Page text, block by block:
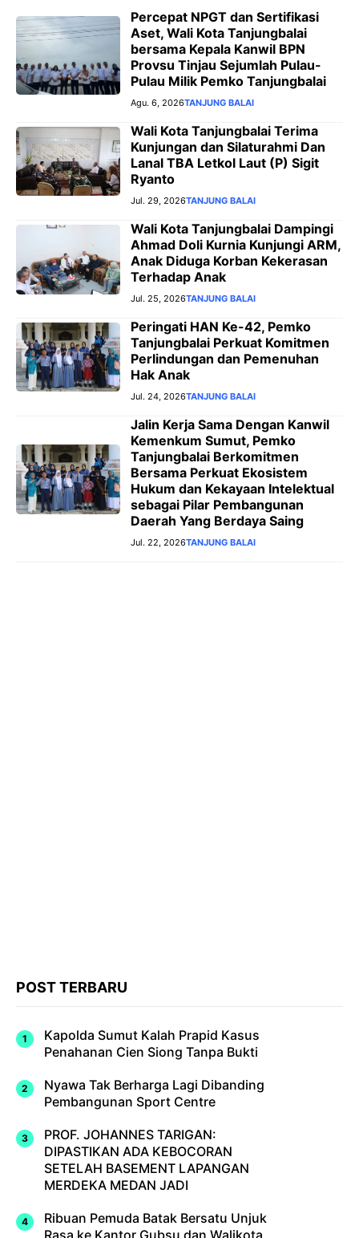
Percepat NPGT dan Sertifikasi
Aset, Wali Kota Tanjungbalai
bersama Kepala Kanwil BPN
Provsu Tinjau Sejumlah Pulau-
Pulau Milik Pemko Tanjungbalai
Agu. 6, 2026TANJUNG BALAI
Wali Kota Tanjungbalai Terima
Kunjungan dan Silaturahmi Dan
Lanal TBA Letkol Laut (P) Sigit
Ryanto
Jul. 29, 2026TANJUNG BALAI
Wali Kota Tanjungbalai Dampingi
Ahmad Doli Kurnia Kunjungi ARM,
Anak Diduga Korban Kekerasan
Terhadap Anak
Jul. 25, 2026TANJUNG BALAI
Peringati HAN Ke-42, Pemko
Tanjungbalai Perkuat Komitmen
Perlindungan dan Pemenuhan
Hak Anak
Jul. 24, 2026TANJUNG BALAI
Jalin Kerja Sama Dengan Kanwil
Kemenkum Sumut, Pemko
Tanjungbalai Berkomitmen
Bersama Perkuat Ekosistem
Hukum dan Kekayaan Intelektual
sebagai Pilar Pembangunan
Daerah Yang Berdaya Saing
Jul. 22, 2026TANJUNG BALAI
POST TERBARU
Kapolda Sumut Kalah Prapid Kasus
Penahanan Cien Siong Tanpa Bukti
Nyawa Tak Berharga Lagi Dibanding
Pembangunan Sport Centre
PROF. JOHANNES TARIGAN:
DIPASTIKAN ADA KEBOCORAN
SETELAH BASEMENT LAPANGAN
MERDEKA MEDAN JADI
Ribuan Pemuda Batak Bersatu Unjuk